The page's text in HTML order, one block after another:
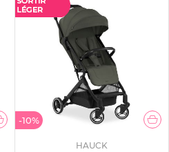
-10%
HAUCK